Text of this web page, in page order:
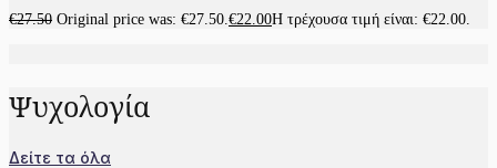
€27.50 Original price was: €27.50.€22.00Η τρέχουσα τιμή είναι: €22.00.
Ψυχολογία
Δείτε τα όλα